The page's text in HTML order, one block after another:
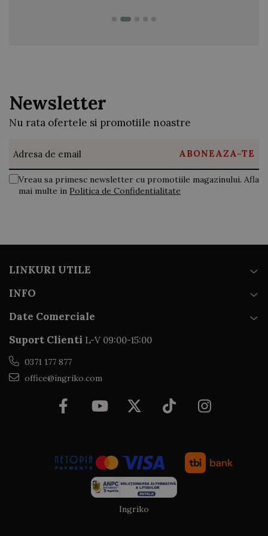
Newsletter
Nu rata ofertele si promotiile noastre
Vreau sa primesc newsletter cu promotiile magazinului. Afla
mai multe in Politica de Confidentialitate
LINKURI UTILE
INFO
Date Comerciale
Suport Clienti L-V 09:00-15:00
0371 177 877
office@ingriko.com
Ingriko